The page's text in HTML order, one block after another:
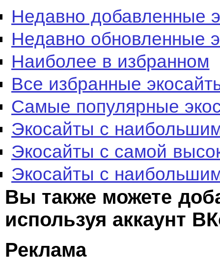
Недавно добавленные
Недавно обновленные
Наиболее в избранном
Все избранные
Самые популярные
Экосайты с
Экосайты с самой
Экосайты с
Вы также можете
используя аккаунт
Реклама